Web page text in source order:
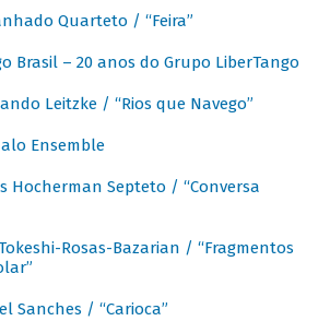
Quarteto / “Feira”
Brasil – 20 anos do Grupo LiberTango
Leitzke / “Rios que Navego”
Ensemble
Hocherman Septeto / “Conversa
Rosas-Bazarian / “Fragmentos
Sanches / “Carioca”